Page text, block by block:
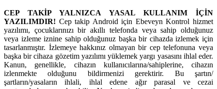
CEP TAKİP YALNIZCA YASAL KULLANIM İÇİN
YAZILIMDIR! Cep takip Android için Ebeveyn Kontrol hizmet
yazılımı, çocuklarınızı bir akıllı telefonda veya sahip olduğunuz
veya izleme iznine sahip olduğunuz başka bir cihazda izlemek için
tasarlanmıştır. İzlemeye hakkınız olmayan bir cep telefonuna veya
başka bir cihaza gözetim yazılımı yüklemek yargı yasasını ihlal eder.
Kanun, genellikle, cihazın kullanıcılarına/sahiplerine, cihazın
izlenmekte olduğunu bildirmenizi gerektirir. Bu şartın/
şartların/yasaların ihlali, ihlal edene ağır parasal ve cezai